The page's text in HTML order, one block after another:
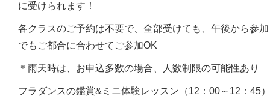
に受けられます！
各クラスのご予約は不要で、全部受けても、午後から参加
でもご都合に合わせてご参加OK
＊雨天時は、お申込多数の場合、人数制限の可能性あり
フラダンスの鑑賞&ミニ体験レッスン（12：00～12：45）